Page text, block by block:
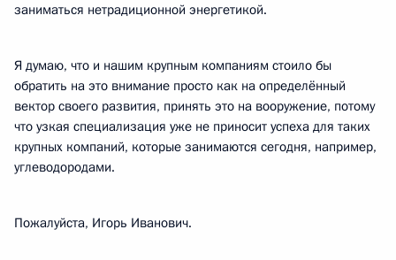
заниматься нетрадиционной энергетикой.
Я думаю, что и нашим крупным компаниям стоило бы
обратить на это внимание просто как на определённый
вектор своего развития, принять это на вооружение, потому
что узкая специализация уже не приносит успеха для таких
крупных компаний, которые занимаются сегодня, например,
углеводородами.
Пожалуйста, Игорь Иванович.